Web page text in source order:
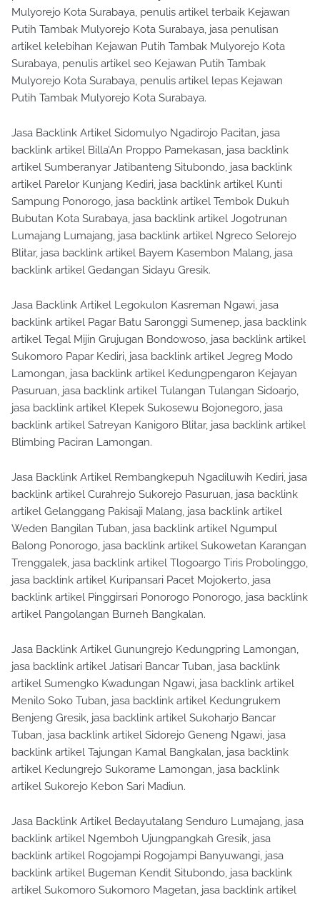
Mulyorejo Kota Surabaya, penulis artikel terbaik Kejawan
Putih Tambak Mulyorejo Kota Surabaya, jasa penulisan
artikel kelebihan Kejawan Putih Tambak Mulyorejo Kota
Surabaya, penulis artikel seo Kejawan Putih Tambak
Mulyorejo Kota Surabaya, penulis artikel lepas Kejawan
Putih Tambak Mulyorejo Kota Surabaya.
Jasa Backlink Artikel Sidomulyo Ngadirojo Pacitan, jasa
backlink artikel Billa’An Proppo Pamekasan, jasa backlink
artikel Sumberanyar Jatibanteng Situbondo, jasa backlink
artikel Parelor Kunjang Kediri, jasa backlink artikel Kunti
Sampung Ponorogo, jasa backlink artikel Tembok Dukuh
Bubutan Kota Surabaya, jasa backlink artikel Jogotrunan
Lumajang Lumajang, jasa backlink artikel Ngreco Selorejo
Blitar, jasa backlink artikel Bayem Kasembon Malang, jasa
backlink artikel Gedangan Sidayu Gresik.
Jasa Backlink Artikel Legokulon Kasreman Ngawi, jasa
backlink artikel Pagar Batu Saronggi Sumenep, jasa backlink
artikel Tegal Mijin Grujugan Bondowoso, jasa backlink artikel
Sukomoro Papar Kediri, jasa backlink artikel Jegreg Modo
Lamongan, jasa backlink artikel Kedungpengaron Kejayan
Pasuruan, jasa backlink artikel Tulangan Tulangan Sidoarjo,
jasa backlink artikel Klepek Sukosewu Bojonegoro, jasa
backlink artikel Satreyan Kanigoro Blitar, jasa backlink artikel
Blimbing Paciran Lamongan.
Jasa Backlink Artikel Rembangkepuh Ngadiluwih Kediri, jasa
backlink artikel Curahrejo Sukorejo Pasuruan, jasa backlink
artikel Gelanggang Pakisaji Malang, jasa backlink artikel
Weden Bangilan Tuban, jasa backlink artikel Ngumpul
Balong Ponorogo, jasa backlink artikel Sukowetan Karangan
Trenggalek, jasa backlink artikel Tlogoargo Tiris Probolinggo,
jasa backlink artikel Kuripansari Pacet Mojokerto, jasa
backlink artikel Pinggirsari Ponorogo Ponorogo, jasa backlink
artikel Pangolangan Burneh Bangkalan.
Jasa Backlink Artikel Gunungrejo Kedungpring Lamongan,
jasa backlink artikel Jatisari Bancar Tuban, jasa backlink
artikel Sumengko Kwadungan Ngawi, jasa backlink artikel
Menilo Soko Tuban, jasa backlink artikel Kedungrukem
Benjeng Gresik, jasa backlink artikel Sukoharjo Bancar
Tuban, jasa backlink artikel Sidorejo Geneng Ngawi, jasa
backlink artikel Tajungan Kamal Bangkalan, jasa backlink
artikel Kedungrejo Sukorame Lamongan, jasa backlink
artikel Sukorejo Kebon Sari Madiun.
Jasa Backlink Artikel Bedayutalang Senduro Lumajang, jasa
backlink artikel Ngemboh Ujungpangkah Gresik, jasa
backlink artikel Rogojampi Rogojampi Banyuwangi, jasa
backlink artikel Bugeman Kendit Situbondo, jasa backlink
artikel Sukomoro Sukomoro Magetan, jasa backlink artikel